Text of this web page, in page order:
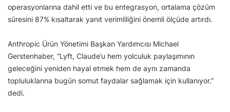
operasyonlarına dahil etti ve bu entegrasyon, ortalama çözüm
süresini 87% kısaltarak yanıt verimliliğini önemli ölçüde artırdı.
Anthropic Ürün Yönetimi Başkan Yardımcısı Michael
Gerstenhaber, “Lyft, Claude’u hem yolculuk paylaşımının
geleceğini yeniden hayal etmek hem de aynı zamanda
topluluklarına bugün somut faydalar sağlamak için kullanıyor.”
dedi.